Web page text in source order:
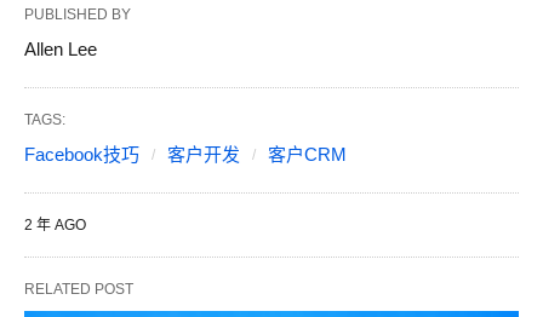
PUBLISHED BY
Allen Lee
TAGS:
Facebook技巧 客户开发 客户CRM
2 年 AGO
RELATED POST